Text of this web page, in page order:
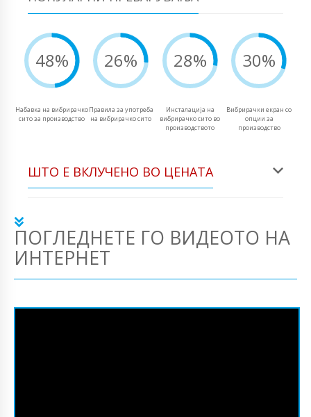
48%
Набавка на вибрирачко
сито за производство
26%
Правила за употреба
на вибрирачко сито
28%
Инсталација на
вибрирачко сито во
производството
30%
Вибрирачки екран со
опции за
производство
ШТО Е ВКЛУЧЕНО ВО ЦЕНАТА
ПОГЛЕДНЕТЕ ГО ВИДЕОТО НА
ИНТЕРНЕТ